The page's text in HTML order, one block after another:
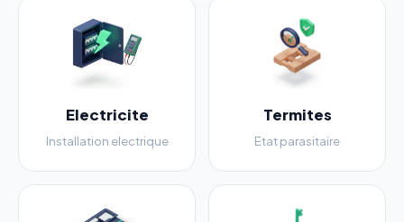
Electricite
Installation electrique
Termites
Etat parasitaire